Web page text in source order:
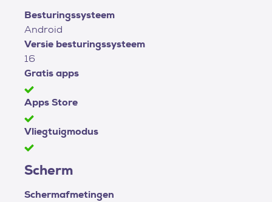
Besturingssysteem
Android
Versie besturingssysteem
16
Gratis apps
Apps Store
Vliegtuigmodus
Scherm
Schermafmetingen